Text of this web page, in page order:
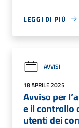
LEGGI DI PIÙ
AVVISI
18 APRILE 2025
Avviso per
e il controllo
utenti dei